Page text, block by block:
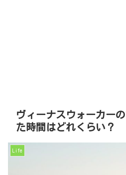
ヴィーナスウォーカー
た時間はどれくらい？
Life